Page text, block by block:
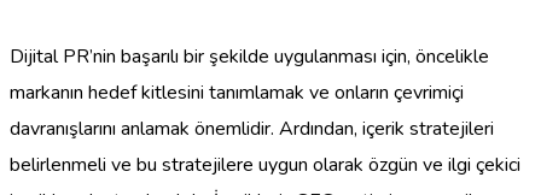
Dijital PR’nin başarılı bir şekilde uygulanması için, öncelikle
markanın hedef kitlesini tanımlamak ve onların çevrimiçi
davranışlarını anlamak önemlidir. Ardından, içerik stratejileri
belirlenmeli ve bu stratejilere uygun olarak özgün ve ilgi çekici